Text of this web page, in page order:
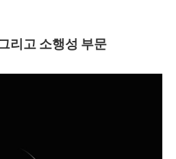
리고 소행성 부문